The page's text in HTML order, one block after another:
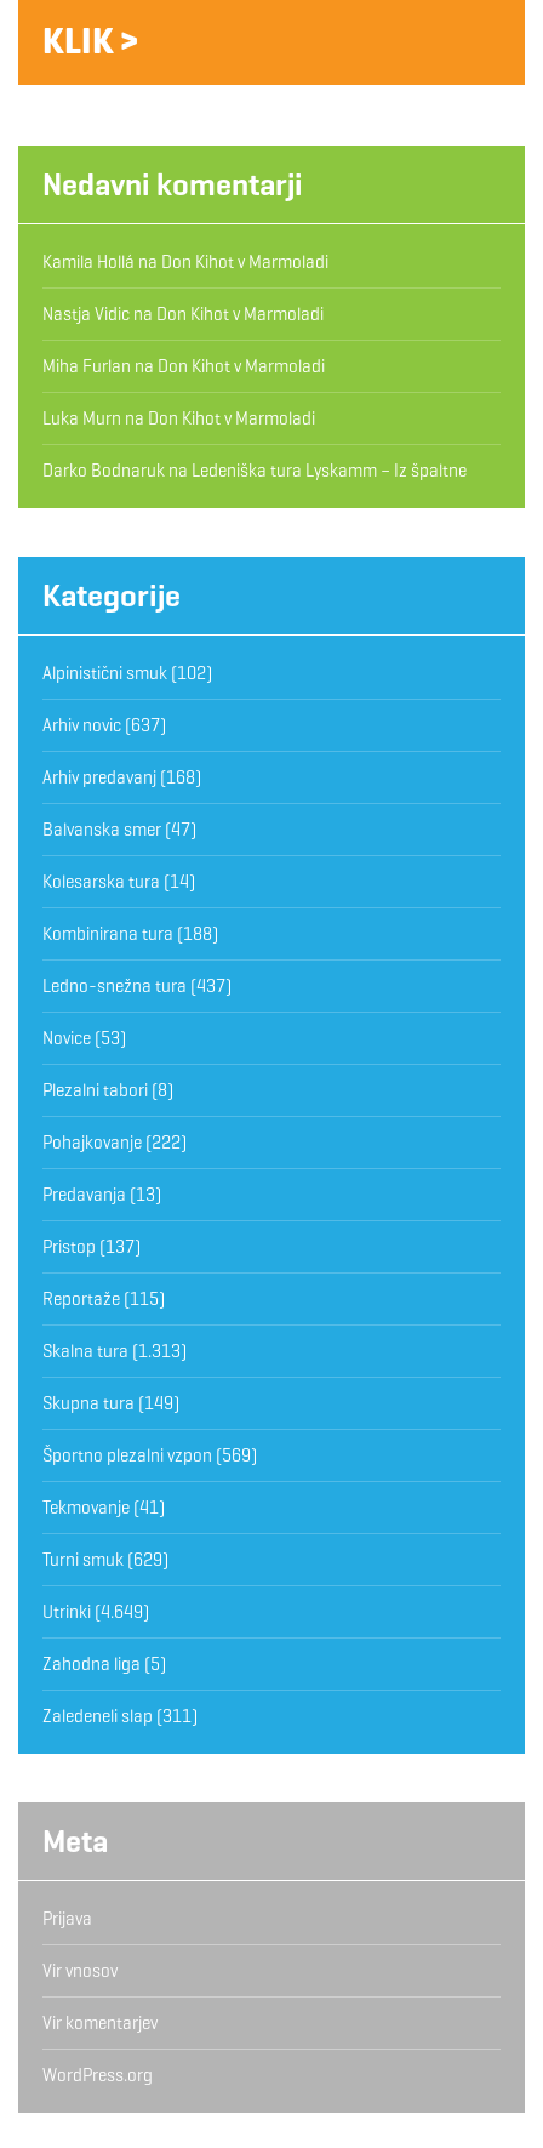
KLIK >
Nedavni komentarji
Kamila Hollá na Don Kihot v Marmoladi
Nastja Vidic na Don Kihot v Marmoladi
Miha Furlan na Don Kihot v Marmoladi
Luka Murn na Don Kihot v Marmoladi
Darko Bodnaruk na Ledeniška tura Lyskamm – Iz špaltne
Kategorije
Alpinistični smuk (102)
Arhiv novic (637)
Arhiv predavanj (168)
Balvanska smer (47)
Kolesarska tura (14)
Kombinirana tura (188)
Ledno-snežna tura (437)
Novice (53)
Plezalni tabori (8)
Pohajkovanje (222)
Predavanja (13)
Pristop (137)
Reportaže (115)
Skalna tura (1.313)
Skupna tura (149)
Športno plezalni vzpon (569)
Tekmovanje (41)
Turni smuk (629)
Utrinki (4.649)
Zahodna liga (5)
Zaledeneli slap (311)
Meta
Prijava
Vir vnosov
Vir komentarjev
WordPress.org